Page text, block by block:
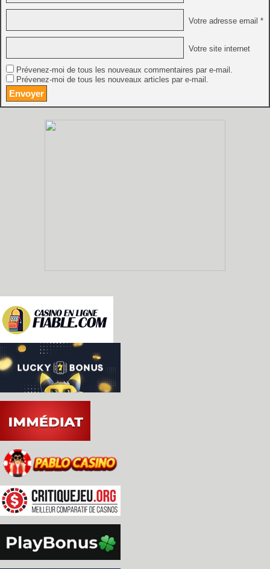
Votre adresse email *
Votre site internet
Prévenez-moi de tous les nouveaux commentaires par e-mail.
Prévenez-moi de tous les nouveaux articles par e-mail.